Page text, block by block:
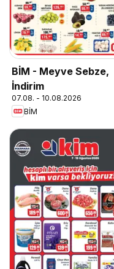
BİM - Meyve Sebze,
İndirim
07.08. - 10.08.2026
BİM